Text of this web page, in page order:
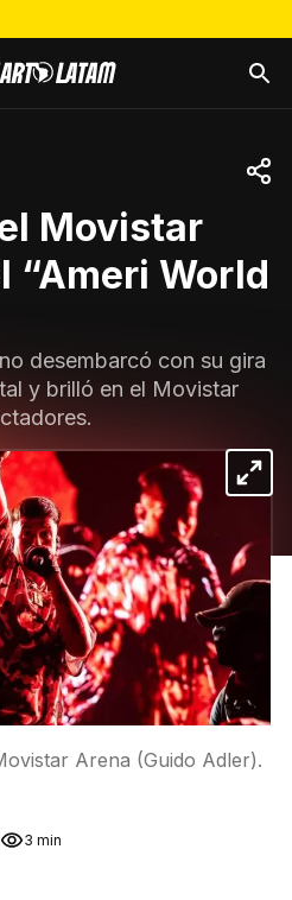
Movistar
“Ameri World
desembarcó con su gira
y brilló en el Movistar
Arena (Guido Adler).
3 min